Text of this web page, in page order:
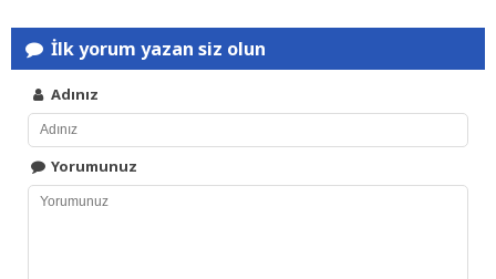
İlk yorum yazan siz olun
Adınız
Yorumunuz